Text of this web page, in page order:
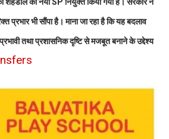
प्रभार भी सौंपा है। माना जा रहा है कि यह बदलाव
तथा प्रशासनिक दृष्टि से मजबूत बनाने के उद्देश्य